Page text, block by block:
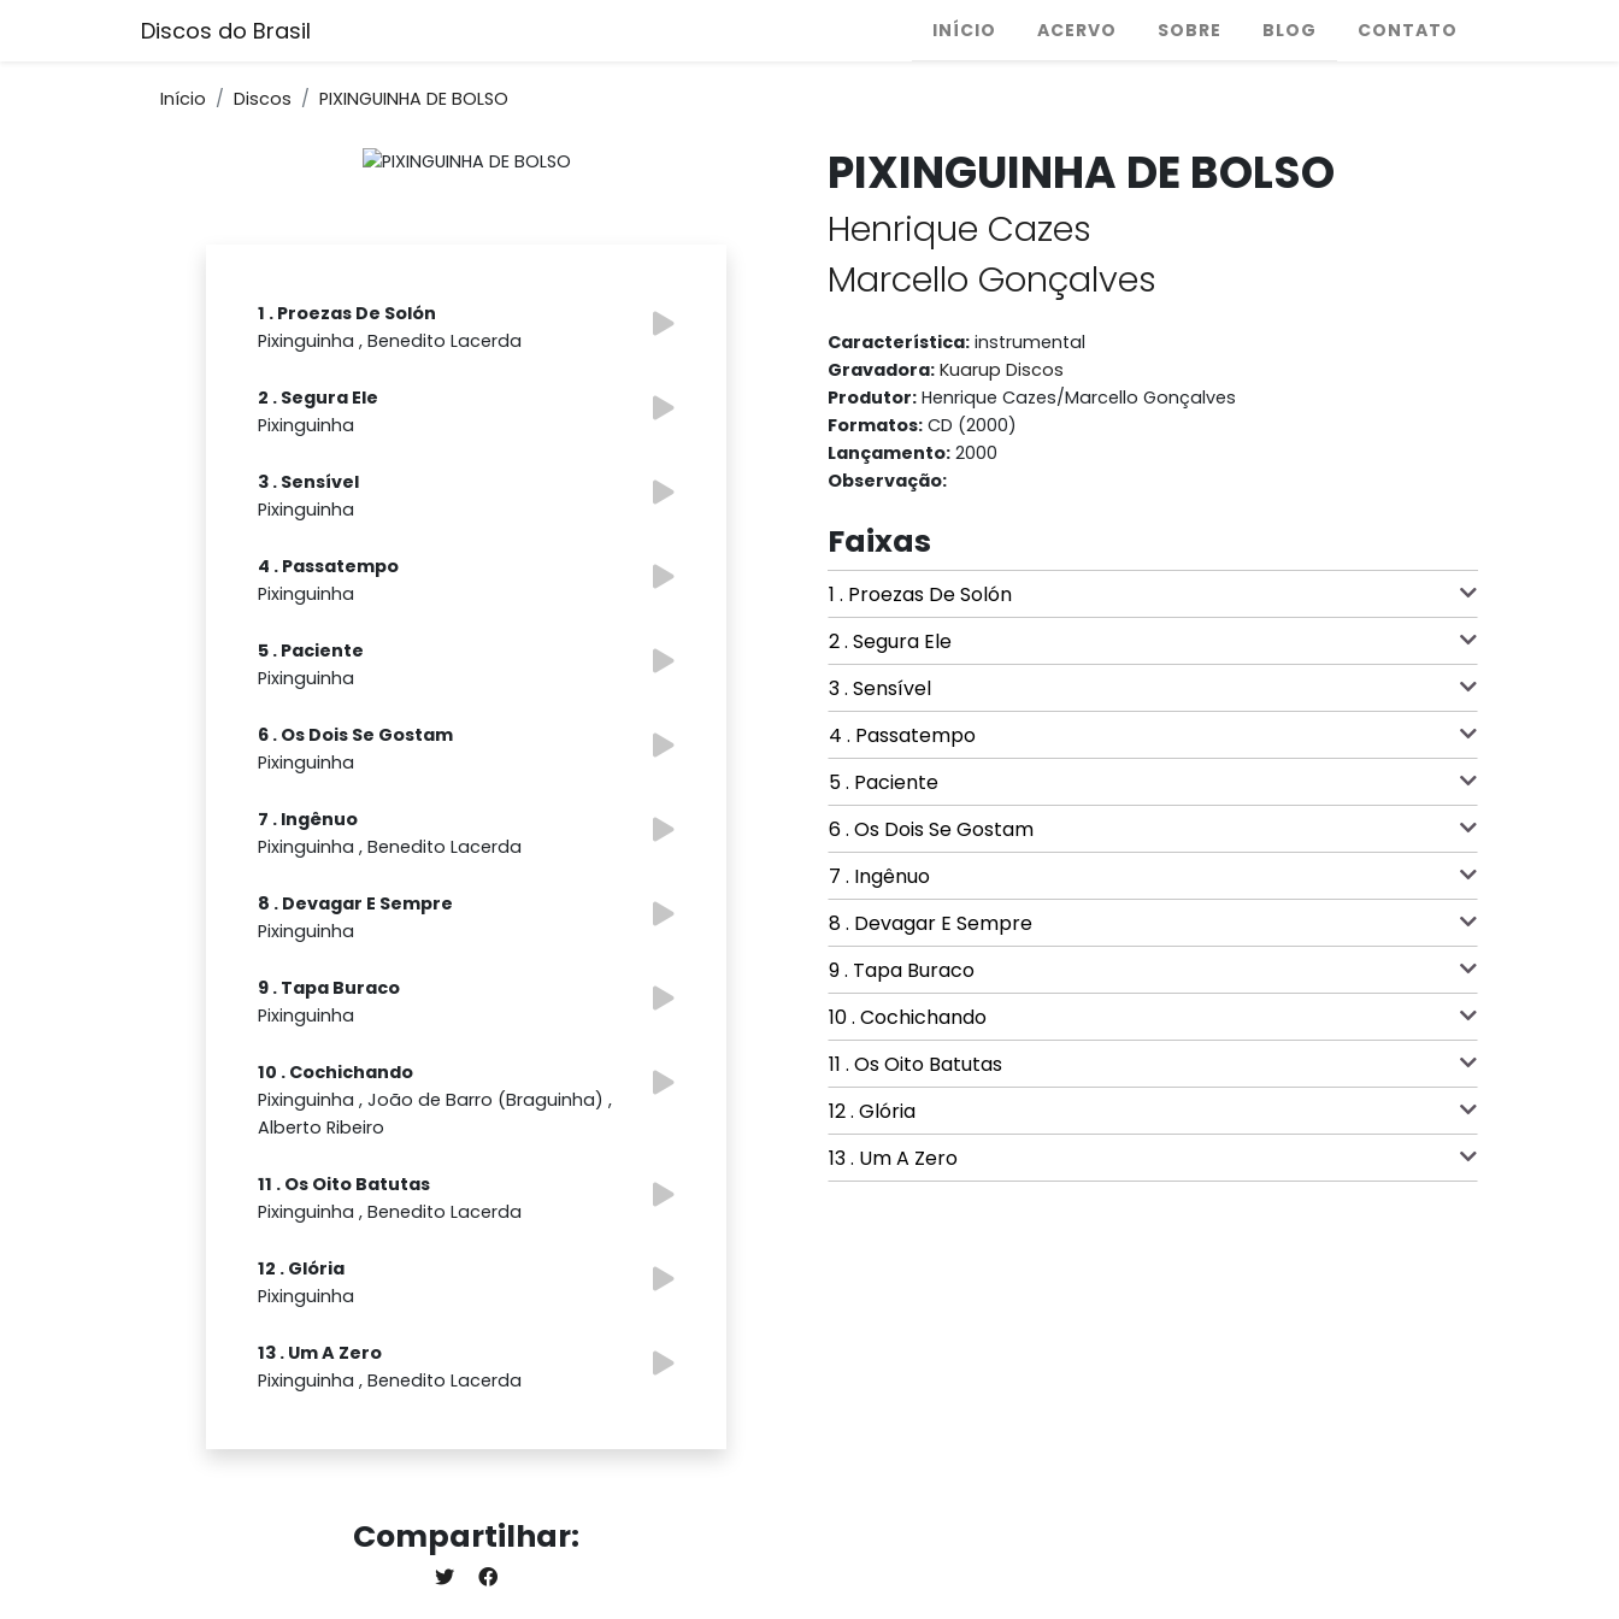
Discos do Brasil INÍCIO ACERVO SOBRE BLOG CONTATO
Início Discos PIXINGUINHA DE BOLSO
1 . Proezas De Solón
Pixinguinha , Benedito Lacerda
2 . Segura Ele
Pixinguinha
3 . Sensível
Pixinguinha
4 . Passatempo
Pixinguinha
5 . Paciente
Pixinguinha
6 . Os Dois Se Gostam
Pixinguinha
7 . Ingênuo
Pixinguinha , Benedito Lacerda
8 . Devagar E Sempre
Pixinguinha
9 . Tapa Buraco
Pixinguinha
10 . Cochichando
Pixinguinha , João de Barro (Braguinha) ,
Alberto Ribeiro
11 . Os Oito Batutas
Pixinguinha , Benedito Lacerda
12 . Glória
Pixinguinha
13 . Um A Zero
Pixinguinha , Benedito Lacerda
Compartilhar:
PIXINGUINHA DE BOLSO
Henrique Cazes
Marcello Gonçalves
Característica: instrumental
Gravadora: Kuarup Discos
Produtor: Henrique Cazes/Marcello Gonçalves
Formatos: CD (2000)
Lançamento: 2000
Observação:
Faixas
1 . Proezas De Solón
2 . Segura Ele
3 . Sensível
4 . Passatempo
5 . Paciente
6 . Os Dois Se Gostam
7 . Ingênuo
8 . Devagar E Sempre
9 . Tapa Buraco
10 . Cochichando
11 . Os Oito Batutas
12 . Glória
13 . Um A Zero